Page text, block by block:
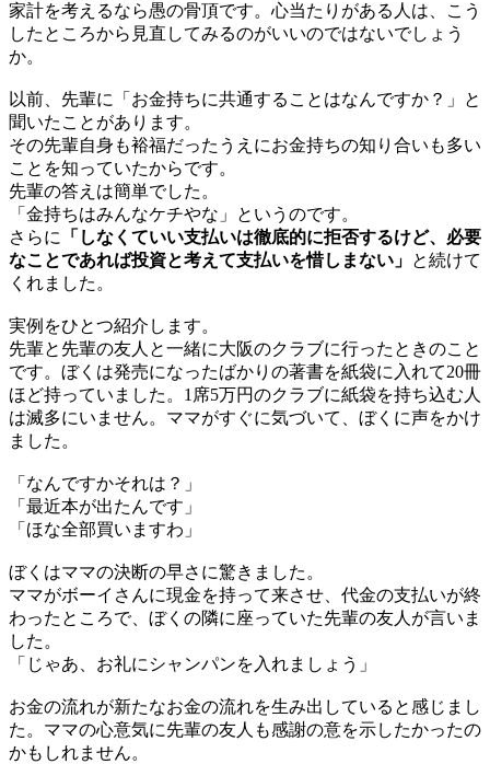
家計を考えるなら愚の骨頂です。心当たりがある人は、こう
したところから見直してみるのがいいのではないでしょう
か。
以前、先輩に「お金持ちに共通することはなんですか？」と
聞いたことがあります。
その先輩自身も裕福だったうえにお金持ちの知り合いも多い
ことを知っていたからです。
先輩の答えは簡単でした。
「金持ちはみんなケチやな」というのです。
さらに
「しなくていい支払いは徹底的に拒否するけど、必要
なことであれば投資と考えて支払いを惜しまない」 と続けて
くれました。
実例をひとつ紹介します。
先輩と先輩の友人と一緒に大阪のクラブに行ったときのこと
です。ぼくは発売になったばかりの著書を紙袋に入れて20冊
ほど持っていました。1席5万円のクラブに紙袋を持ち込む人
は滅多にいません。ママがすぐに気づいて、ぼくに声をかけ
ました。
「なんですかそれは？」
「最近本が出たんです」
「ほな全部買いますわ」
ぼくはママの決断の早さに驚きました。
ママがボーイさんに現金を持って来させ、代金の支払いが終
わったところで、ぼくの隣に座っていた先輩の友人が言いま
した。
「じゃあ、お礼にシャンパンを入れましょう」
お金の流れが新たなお金の流れを生み出していると感じまし
た。ママの心意気に先輩の友人も感謝の意を示したかったの
かもしれません。